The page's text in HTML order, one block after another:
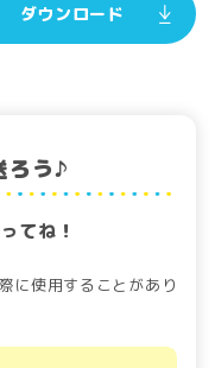
ダウンロード
ろう♪
てね！
に使用することがあり